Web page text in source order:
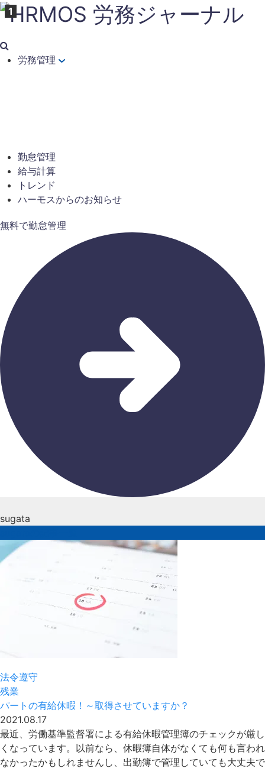
労務管理
勤怠管理
給与計算
トレンド
ハーモスからのお知らせ
無料で勤怠管理
sugata
法令遵守
残業
パートの有給休暇！～取得させていますか？
2021.08.17
最近、労働基準監督署による有給休暇管理簿のチェックが厳し
くなっています。以前なら、休暇簿自体がなくても何も言われ
なかったかもしれませんし、出勤簿で管理していても大丈夫で